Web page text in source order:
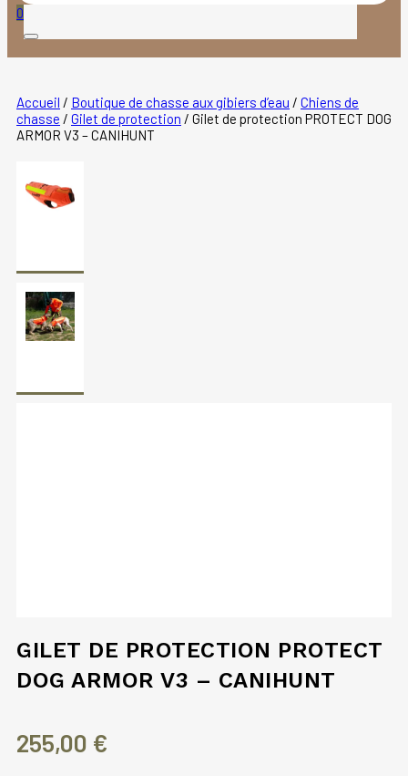
0
Accueil / Boutique de chasse aux gibiers d’eau / Chiens de
chasse / Gilet de protection / Gilet de protection PROTECT DOG
ARMOR V3 – CANIHUNT
GILET DE PROTECTION PROTECT
DOG ARMOR V3 – CANIHUNT
255,00 €